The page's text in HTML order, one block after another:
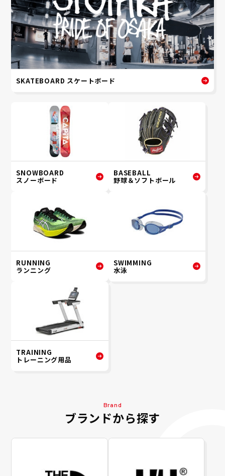
SKATEBOARD スケートボード
SNOWBOARD
スノーボード
BASEBALL
野球＆ソフトボール
RUNNING
ランニング
SWIMMING
水泳
TRAINING
トレーニング用品
Brand
ブランドから探す